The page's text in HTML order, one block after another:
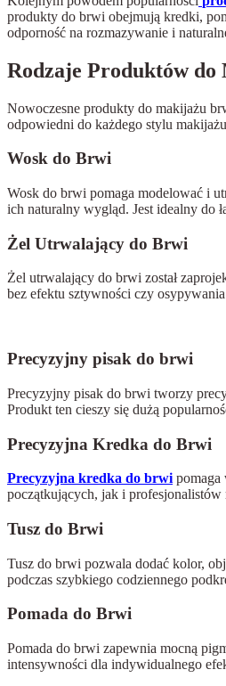
produkty do brwi obejmują kredki,
odporność na rozmazywanie i
Rodzaje Produktów
Nowoczesne produkty do makijażu
odpowiedni do każdego stylu
Wosk do Brwi
Wosk do brwi pomaga modelować i
ich naturalny wygląd. Jest idealny do
Żel Utrwalający do Brwi
Żel utrwalający do brwi został
bez efektu sztywności czy
Precyzyjny pisak do brwi
Precyzyjny pisak do brwi tworzy
Produkt ten cieszy się dużą
Precyzyjna Kredka do Brwi
Precyzyjna kredka do brwi pomaga
początkujących, jak i
Tusz do Brwi
Tusz do brwi pozwala dodać kolor,
podczas szybkiego codziennego
Pomada do Brwi
Pomada do brwi zapewnia mocną
intensywności dla indywidualnego